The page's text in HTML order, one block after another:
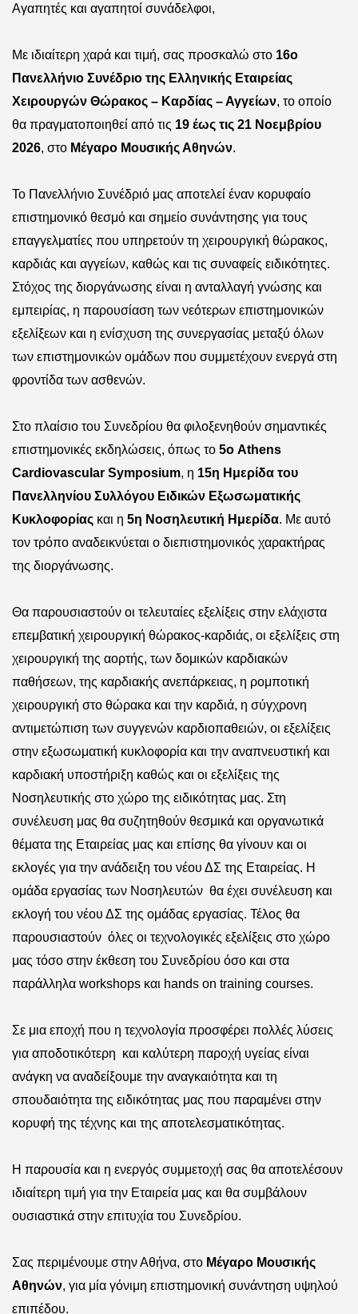
Αγαπητές και αγαπητοί συνάδελφοι,
Με ιδιαίτερη χαρά και τιμή, σας προσκαλώ στο 16ο
Πανελλήνιο Συνέδριο της Ελληνικής Εταιρείας
Χειρουργών Θώρακος – Καρδίας – Αγγείων, το οποίο
θα πραγματοποιηθεί από τις 19 έως τις 21 Νοεμβρίου
2026, στο Μέγαρο Μουσικής Αθηνών.
Το Πανελλήνιο Συνέδριό μας αποτελεί έναν κορυφαίο
επιστημονικό θεσμό και σημείο συνάντησης για τους
επαγγελματίες που υπηρετούν τη χειρουργική θώρακος,
καρδιάς και αγγείων, καθώς και τις συναφείς ειδικότητες.
Στόχος της διοργάνωσης είναι η ανταλλαγή γνώσης και
εμπειρίας, η παρουσίαση των νεότερων επιστημονικών
εξελίξεων και η ενίσχυση της συνεργασίας μεταξύ όλων
των επιστημονικών ομάδων που συμμετέχουν ενεργά στη
φροντίδα των ασθενών.
Στο πλαίσιο του Συνεδρίου θα φιλοξενηθούν σημαντικές
επιστημονικές εκδηλώσεις, όπως το 5ο Athens
Cardiovascular Symposium, η 15η Ημερίδα του
Πανελληνίου Συλλόγου Ειδικών Εξωσωματικής
Κυκλοφορίας και η 5η Νοσηλευτική Ημερίδα. Με αυτό
τον τρόπο αναδεικνύεται ο διεπιστημονικός χαρακτήρας
της διοργάνωσης.
Θα παρουσιαστούν οι τελευταίες εξελίξεις στην ελάχιστα
επεμβατική χειρουργική θώρακος-καρδιάς, οι εξελίξεις στη
χειρουργική της αορτής, των δομικών καρδιακών
παθήσεων, της καρδιακής ανεπάρκειας, η ρομποτική
χειρουργική στο θώρακα και την καρδιά, η σύγχρονη
αντιμετώπιση των συγγενών καρδιοπαθειών, οι εξελίξεις
στην εξωσωματική κυκλοφορία και την αναπνευστική και
καρδιακή υποστήριξη καθώς και οι εξελίξεις της
Νοσηλευτικής στο χώρο της ειδικότητας μας. Στη
συνέλευση μας θα συζητηθούν θεσμικά και οργανωτικά
θέματα της Εταιρείας μας και επίσης θα γίνουν και οι
εκλογές για την ανάδειξη του νέου ΔΣ της Εταιρείας. Η
ομάδα εργασίας των Νοσηλευτών θα έχει συνέλευση και
εκλογή του νέου ΔΣ της ομάδας εργασίας. Τέλος θα
παρουσιαστούν όλες οι τεχνολογικές εξελίξεις στο χώρο
μας τόσο στην έκθεση του Συνεδρίου όσο και στα
παράλληλα workshops και hands on training courses.
Σε μια εποχή που η τεχνολογία προσφέρει πολλές λύσεις
για αποδοτικότερη και καλύτερη παροχή υγείας είναι
ανάγκη να αναδείξουμε την αναγκαιότητα και τη
σπουδαιότητα της ειδικότητας μας που παραμένει στην
κορυφή της τέχνης και της αποτελεσματικότητας.
Η παρουσία και η ενεργός συμμετοχή σας θα αποτελέσουν
ιδιαίτερη τιμή για την Εταιρεία μας και θα συμβάλουν
ουσιαστικά στην επιτυχία του Συνεδρίου.
Σας περιμένουμε στην Αθήνα, στο Μέγαρο Μουσικής
Αθηνών, για μία γόνιμη επιστημονική συνάντηση υψηλού
επιπέδου.